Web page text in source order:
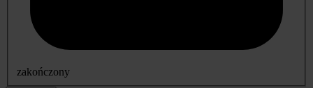
zakończony